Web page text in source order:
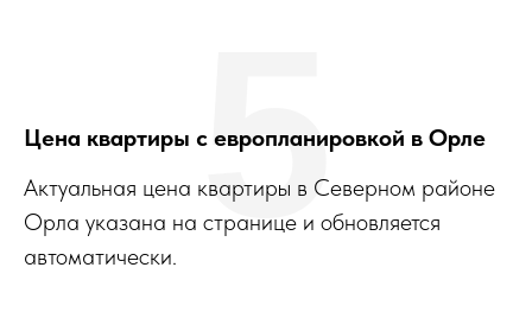
Цена квартиры с европланировкой в Орле
Актуальная цена квартиры в Северном районе
Орла указана на странице и обновляется
автоматически.
5